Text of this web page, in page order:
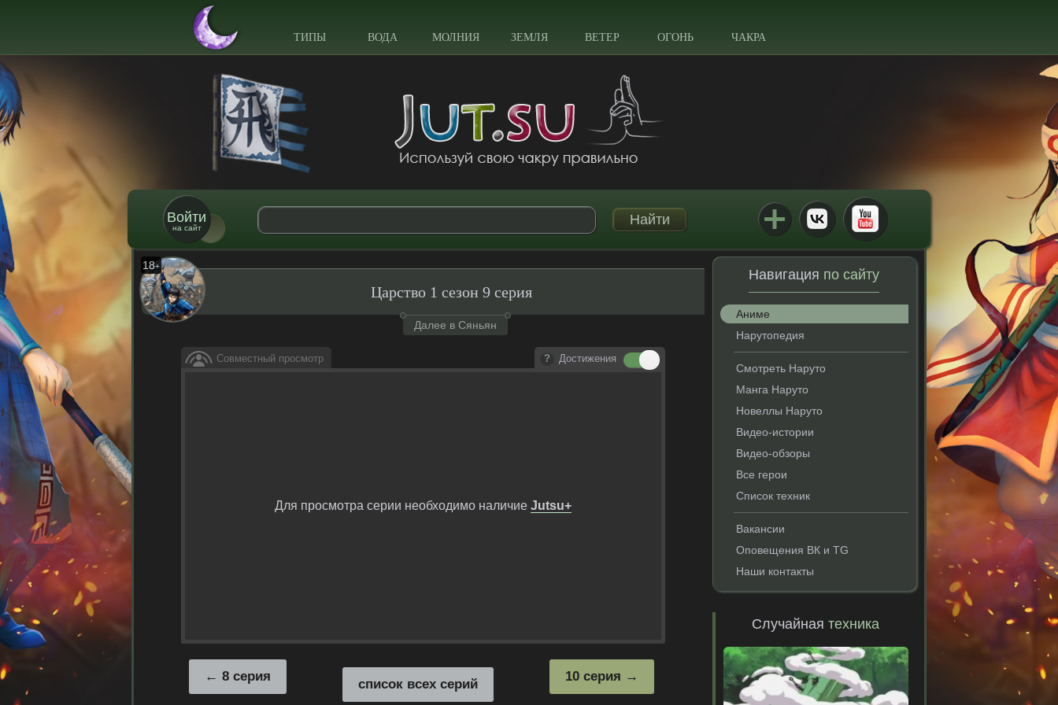
ТИПЫ ВОДА МОЛНИЯ ЗЕМЛЯ ВЕТЕР ОГОНЬ ЧАКРА
Войти
на сайт
18+
Царство 1 сезон 9 серия
Далее в Сяньян
Совместный просмотр Достижения
Для просмотра серии необходимо наличие Jutsu+
10 серия
8 серия
список всех серий
Навигация по сайту
Аниме
Нарутопедия
Смотреть Наруто
Манга Наруто
Новеллы Наруто
Видео-истории
Видео-обзоры
Все герои
Список техник
Вакансии
Оповещения ВК и TG
Наши контакты
Случайнаятехника